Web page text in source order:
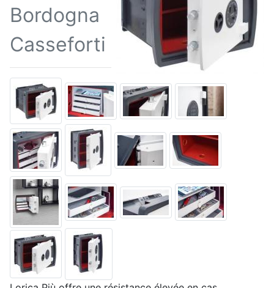
Bordogna
Casseforti